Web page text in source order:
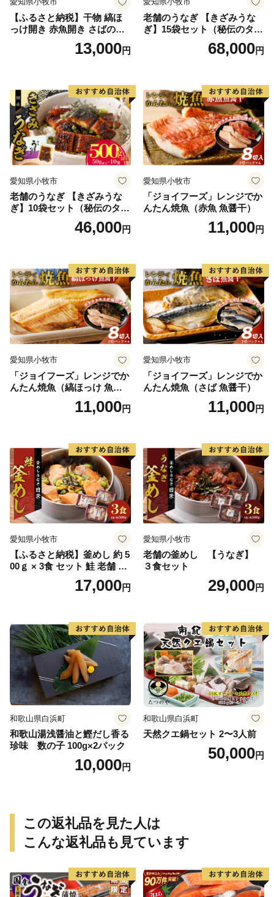
【ふるさと納税】干物 縞ほ
っけ開き 赤魚開き さばの開
き 魚醤干し 3種 セット 詰め
合わせ 魚 おかず 肉厚 おいし
取り寄せグルメ 魚醤 ナンプ
ラー 愛知県 小牧市 冷凍 送料
無料
13,000円
老舗のうなぎ 【きざみうな
ぎ】15袋セット（秘伝のタレ
68,000円
愛知県小牧市
老舗のうなぎ 【きざみうな
ぎ】10袋セット（秘伝のタレ
46,000円
愛知県小牧市
「ジョイフーズ」レンジでか
んたん焼魚（赤魚 魚醤干）
11,000円
愛知県小牧市
「ジョイフーズ」レンジでか
んたん焼魚（縞ほっけ 魚醤
11,000円
愛知県小牧市
「ジョイフーズ」レンジでか
んたん焼魚（さば 魚醤干）
11,000円
愛知県小牧市
【ふるさと納税】釜めし 約 5
00ｇ × 3食 セット 鮭 老舗 急
速冷凍 レンチン 時短 簡単調
理 食品 加工品 海鮮 手作り
り寄せグルメ 愛知県 小牧市
送料無料
17,000円
愛知県小牧市
老舗の釜めし 【うなぎ】
３食セット
29,000円
和歌山県白浜町
和歌山湯浅醤油と鰹だし香る
珍味 数の子 100g×2パック
10,000円
和歌山県白浜町
天然クエ鍋セット 2〜3人前
50,000円
この返礼品を見た人は
こんな返礼品も見ています